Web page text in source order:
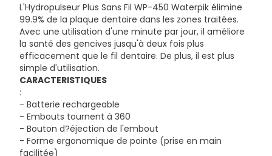
L'Hydropulseur Plus Sans Fil WP-450 Waterpik élimine
99.9% de la plaque dentaire dans les zones traitées.
Avec une utilisation d'une minute par jour, il améliore
la santé des gencives jusqu'à deux fois plus
efficacement que le fil dentaire. De plus, il est plus
simple d'utilisation.
CARACTERISTIQUES
:
- Batterie rechargeable
- Embouts tournent à 360
- Bouton d?éjection de l'embout
- Forme ergonomique de pointe (prise en main
facilitée)